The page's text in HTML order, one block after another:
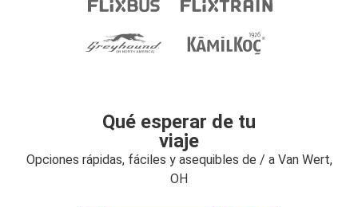
Qué esperar de tu
viaje
Opciones rápidas, fáciles y asequibles de / a Van Wert,
OH